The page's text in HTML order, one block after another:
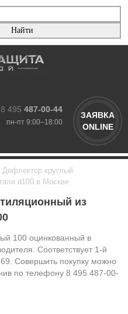
8 495 487-00-44
пн-пт 9:00–18:00
ЗАЯВКА
ONLINE
Дефлектор круглый
d100 в Москве
из
100 оцинкованный в
Соответствует 1-й
Совершить покупку можно
по телефону 8 495 487-00-